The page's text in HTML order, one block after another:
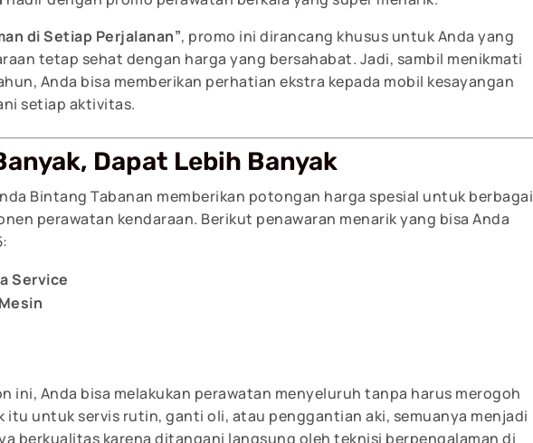
di Setiap Perjalanan”, promo ini dirancang khusus untuk Anda yang
tetap sehat dengan harga yang bersahabat. Jadi, sambil menikmati
Anda bisa memberikan perhatian ekstra kepada mobil kesayangan
setiap aktivitas.
Dapat Lebih Banyak
Bintang Tabanan memberikan potongan harga spesial untuk berbagai
perawatan kendaraan. Berikut penawaran menarik yang bisa Anda
Service
ini, Anda bisa melakukan perawatan menyeluruh tanpa harus merogoh
itu untuk servis rutin, ganti oli, atau penggantian aki, semuanya menjadi
berkualitas karena ditangani langsung oleh teknisi berpengalaman di